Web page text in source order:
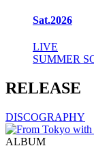
Sat.2026
LIVE
SUMMER
RELEASE
DISCOGRAPHY
ALBUM